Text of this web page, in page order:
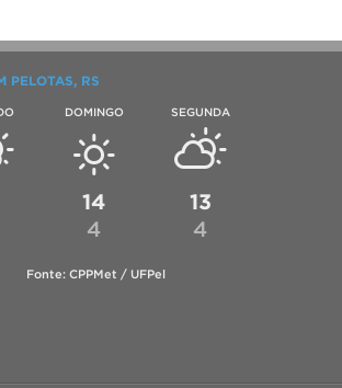
PELOTAS, RS
DOMINGO
14
4
SEGUNDA
13
4
Fonte: CPPMet / UFPel